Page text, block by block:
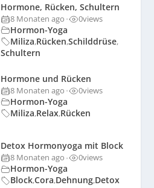
Hormone, Rücken, Schultern
8 Monaten ago • 0views
Hormon-Yoga
Miliza,Rücken,Schilddrüse,
Schultern
Hormone und Rücken
8 Monaten ago • 0views
Hormon-Yoga
Miliza,Relax,Rücken
Detox Hormonyoga mit Block
8 Monaten ago • 0views
Hormon-Yoga
Block,Cora,Dehnung,Detox